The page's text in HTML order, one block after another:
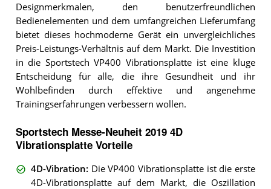
Designmerkmalen, den benutzerfreundlichen
Bedienelementen und dem umfangreichen Lieferumfang
bietet dieses hochmoderne Gerät ein unvergleichliches
Preis-Leistungs-Verhältnis auf dem Markt. Die Investition
in die Sportstech VP400 Vibrationsplatte ist eine kluge
Entscheidung für alle, die ihre Gesundheit und ihr
Wohlbefinden durch effektive und angenehme
Trainingserfahrungen verbessern wollen.
Sportstech Messe-Neuheit 2019 4D
Vibrationsplatte Vorteile
4D-Vibration: Die VP400 Vibrationsplatte ist die erste
4D-Vibrationsplatte auf dem Markt, die Oszillation